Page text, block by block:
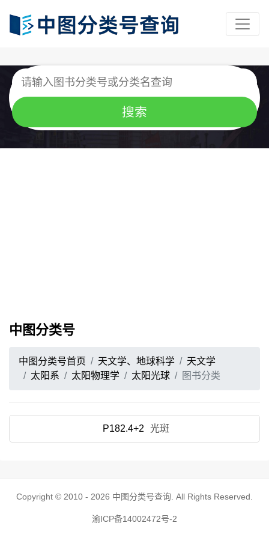
中图分类号
中图分类号首页 天文学、地球科学
天文学
太阳系
太阳物理学 太阳光球 图书分类
P182.4+2 光斑
Copyright © 2010 - 2026 中图分类号查询 . All Rights Reserved.
渝ICP备14002472号-2